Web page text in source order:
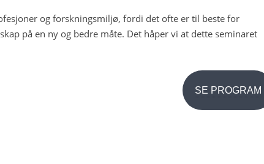
og forskningsmiljø, fordi det ofte er til beste for
på en ny og bedre måte. Det håper vi at dette seminaret
SE PROGRAM